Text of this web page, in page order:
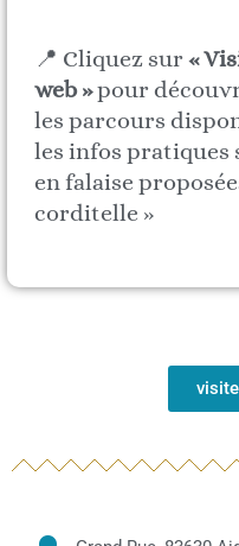
📍 Cliquez sur«
web »pour
les parcours
les infos pratiques
en falaise
corditelle »